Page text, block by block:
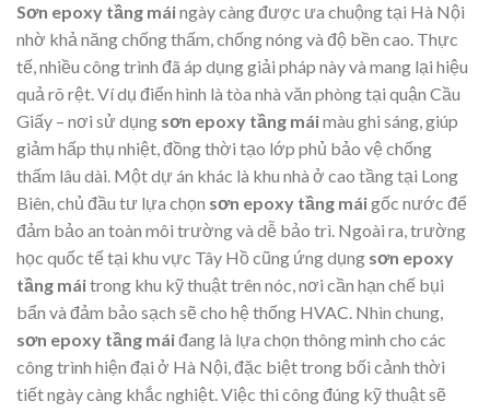
Sơn epoxy tầng máingày càng được ưa chuộng tại Hà Nội
nhờ khả năng chống thấm, chống nóng và độ bền cao. Thực
tế, nhiều công trình đã áp dụng giải pháp này và mang lại hiệu
quả rõ rệt. Ví dụ điển hình là tòa nhà văn phòng tại quận Cầu
Giấy – nơi sử dụng sơn epoxy tầng máimàu ghi sáng, giúp
giảm hấp thụ nhiệt, đồng thời tạo lớp phủ bảo vệ chống
thấm lâu dài. Một dự án khác là khu nhà ở cao tầng tại Long
Biên, chủ đầu tư lựa chọn sơn epoxy tầng máigốc nước để
đảm bảo an toàn môi trường và dễ bảo trì. Ngoài ra, trường
học quốc tế tại khu vực Tây Hồ cũng ứng dụng sơn epoxy
tầng máitrong khu kỹ thuật trên nóc, nơi cần hạn chế bụi
bẩn và đảm bảo sạch sẽ cho hệ thống HVAC. Nhìn chung,
sơn epoxy tầng máiđang là lựa chọn thông minh cho các
công trình hiện đại ở Hà Nội, đặc biệt trong bối cảnh thời
tiết ngày càng khắc nghiệt. Việc thi công đúng kỹ thuật sẽ